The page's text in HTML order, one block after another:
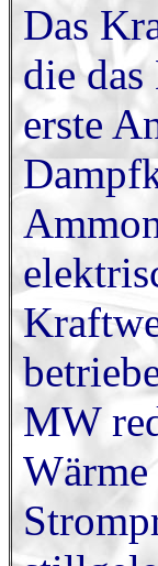
Das
die
erste
MW